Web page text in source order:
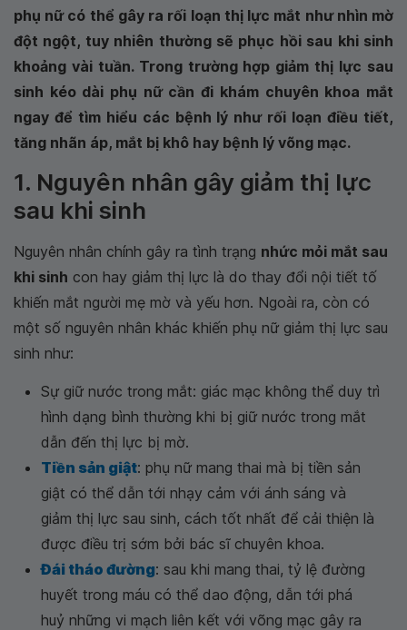
phụ nữ có thể gây ra rối loạn thị lực mắt như nhìn mờ
đột ngột, tuy nhiên thường sẽ phục hồi sau khi sinh
khoảng vài tuần. Trong trường hợp giảm thị lực sau
sinh kéo dài phụ nữ cần đi khám chuyên khoa mắt
ngay để tìm hiểu các bệnh lý như rối loạn điều tiết,
tăng nhãn áp, mắt bị khô hay bệnh lý võng mạc.
1. Nguyên nhân gây giảm thị lực
sau khi sinh
Nguyên nhân chính gây ra tình trạng nhức mỏi mắt sau
khi sinh con hay giảm thị lực là do thay đổi nội tiết tố
khiến mắt người mẹ mờ và yếu hơn. Ngoài ra, còn có
một số nguyên nhân khác khiến phụ nữ giảm thị lực sau
sinh như:
Sự giữ nước trong mắt: giác mạc không thể duy trì
hình dạng bình thường khi bị giữ nước trong mắt
dẫn đến thị lực bị mờ.
Tiền sản giật: phụ nữ mang thai mà bị tiền sản
giật có thể dẫn tới nhạy cảm với ánh sáng và
giảm thị lực sau sinh, cách tốt nhất để cải thiện là
được điều trị sớm bởi bác sĩ chuyên khoa.
Đái tháo đường: sau khi mang thai, tỷ lệ đường
huyết trong máu có thể dao động, dẫn tới phá
huỷ những vi mạch liên kết với võng mạc gây ra